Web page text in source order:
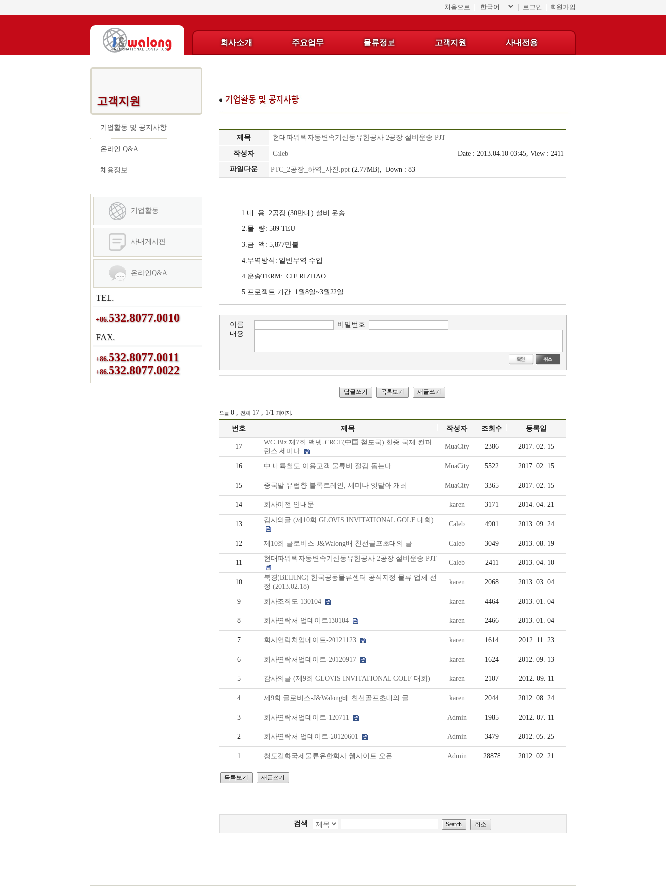
처음으로 로그인 회원가입
회사소개
말
회
사
개
직
도
주요업무
운
항
공
송
육
송
수
화
수
출
입
무
역
대
행
수
출
입
통
관,
상
사
물류정보
PROCESS
과
주
처
트
워
크
고객지원
공
용
정
보
사내전용
자
료
고객지원
기업활동 및 공지사항
온라인 Q&A
채용정보
기업활동
사내게시판
온라인Q&A
TEL.
+86.532.8077.0010
FAX.
+86.532.8077.0011
+86.532.8077.0022
제목 현대파워텍자동변속기산동유한공사 2공장 설비운송 PJT
작성자 Caleb Date : 2013.04.10 03:45, View : 2411
파일다운 PTC_2공장_하역_사진.ppt (2.77MB), Down : 83
1.내 용: 2공장 (30만대) 설비 운송
2.물 량: 589 TEU
3.금 액: 5,877만불
4.무역방식: 일반무역 수입
4.운송TERM: CIF RIZHAO
5.프로젝트 기간: 1월8일~3월22일
이름
비밀번호
내용
오늘0 , 전체 17 , 1/1 페이지 .
번호 제목 작성자 조회수 등록일
17
WG-Biz 제7회 맥넷-CRCT(中国 철도국) 한중 국제 컨퍼
런스 세미나
MuaCity 2386 2017. 02. 15
16 中 내륙철도 이용고객 물류비 절감 돕는다 MuaCity 5522 2017. 02. 15
15 중국발 유럽향 블록트레인, 세미나 잇달아 개최 MuaCity 3365 2017. 02. 15
14 회사이전 안내문 karen 3171 2014. 04. 21
13
감사의글 (제10회 GLOVIS INVITATIONAL GOLF 대회)
Caleb 4901 2013. 09. 24
12 제10회 글로비스-J&Walong배 친선골프초대의 글 Caleb 3049 2013. 08. 19
11
현대파워텍자동변속기산동유한공사 2공장 설비운송 PJT
Caleb 2411 2013. 04. 10
10
북경(BEIJING) 한국공동물류센터 공식지정 물류 업체 선
정 (2013.02.18)
karen 2068 2013. 03. 04
9 회사조직도 130104 karen 4464 2013. 01. 04
8 회사연락처 업데이트130104 karen 2466 2013. 01. 04
7 회사연락처업데이트-20121123 karen 1614 2012. 11. 23
6 회사연락처업데이트-20120917 karen 1624 2012. 09. 13
5 감사의글 (제9회 GLOVIS INVITATIONAL GOLF 대회) karen 2107 2012. 09. 11
4 제9회 글로비스-J&Walong배 친선골프초대의 글 karen 2044 2012. 08. 24
3 회사연락처업데이트-120711 Admin 1985 2012. 07. 11
2 회사연락처 업데이트-20120601 Admin 3479 2012. 05. 25
1 청도걸화국제물류유한회사 웹사이트 오픈 Admin 28878 2012. 02. 21
검색